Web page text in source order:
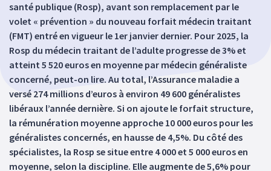
santé publique (Rosp), avant son remplacement par le
volet « prévention » du nouveau forfait médecin traitant
(FMT) entré en vigueur le 1er janvier dernier. Pour 2025, la
Rosp du médecin traitant de l’adulte progresse de 3% et
atteint 5 520 euros en moyenne par médecin généraliste
concerné, peut-on lire. Au total, l’Assurance maladie a
versé 274 millions d’euros à environ 49 600 généralistes
libéraux l’année dernière. Si on ajoute le forfait structure,
la rémunération moyenne approche 10 000 euros pour les
généralistes concernés, en hausse de 4,5%. Du côté des
spécialistes, la Rosp se situe entre 4 000 et 5 000 euros en
moyenne, selon la discipline. Elle augmente de 5,6% pour